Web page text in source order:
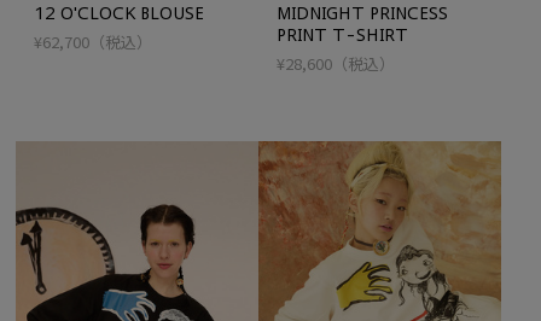
12 O'CLOCK BLOUSE
¥62,700 （税込）
MIDNIGHT PRINCESS
PRINT T-SHIRT
¥28,600（税込）